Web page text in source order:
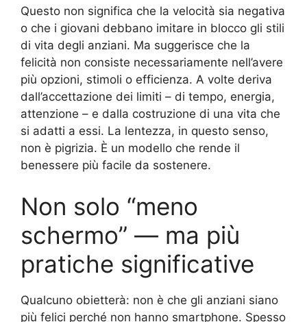
Questo non significa che la velocità sia negativa
o che i giovani debbano imitare in blocco gli stili
di vita degli anziani. Ma suggerisce che la
felicità non consiste necessariamente nell’avere
più opzioni, stimoli o efficienza. A volte deriva
dall’accettazione dei limiti – di tempo, energia,
attenzione – e dalla costruzione di una vita che
si adatti a essi. La lentezza, in questo senso,
non è pigrizia. È un modello che rende il
benessere più facile da sostenere.
Non solo “meno
schermo” — ma più
pratiche significative
Qualcuno obietterà: non è che gli anziani siano
più felici perché non hanno smartphone. Spesso